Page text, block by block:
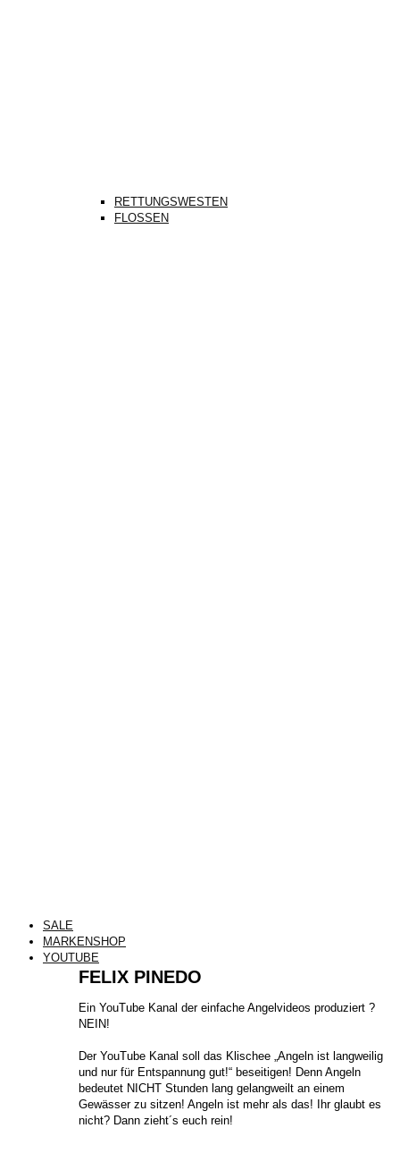
RETTUNGSWESTEN
FLOSSEN
SALE
MARKENSHOP
YOUTUBE
FELIX PINEDO
​Ein YouTube Kanal der einfache Angelvideos produziert ?
NEIN!
Der YouTube Kanal soll das Klischee „Angeln ist langweilig
und nur für Entspannung gut!“ beseitigen! Denn Angeln
bedeutet NICHT Stunden lang gelangweilt an einem
Gewässer zu sitzen! Angeln ist mehr als das! Ihr glaubt es
nicht? Dann zieht´s euch rein!